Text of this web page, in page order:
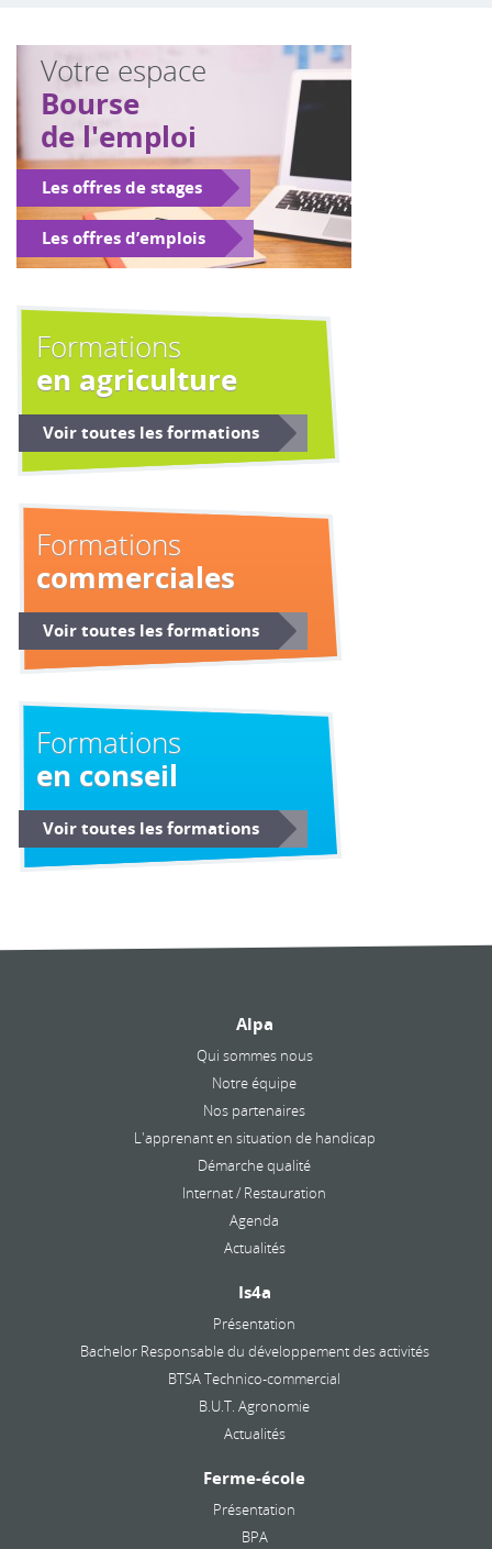
Votre espace
Bourse
de l'emploi
Les offres de stages
Les offres d’emplois
Formations
en agriculture
Voir toutes les formations
Formations
commerciales
Voir toutes les formations
Formations
en conseil
Voir toutes les formations
Alpa
Qui sommes nous
Notre équipe
Nos partenaires
L'apprenant en situation de handicap
Démarche qualité
Internat / Restauration
Agenda
Actualités
Is4a
Présentation
Bachelor Responsable du développement des activités
BTSA Technico-commercial
B.U.T. Agronomie
Actualités
Ferme-école
Présentation
BPA